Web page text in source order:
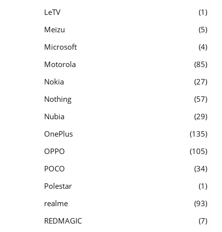
LeTV
1
Meizu
5
Microsoft
4
Motorola
85
Nokia
27
Nothing
57
Nubia
29
OnePlus
135
OPPO
105
POCO
34
Polestar
1
realme
93
REDMAGIC
7